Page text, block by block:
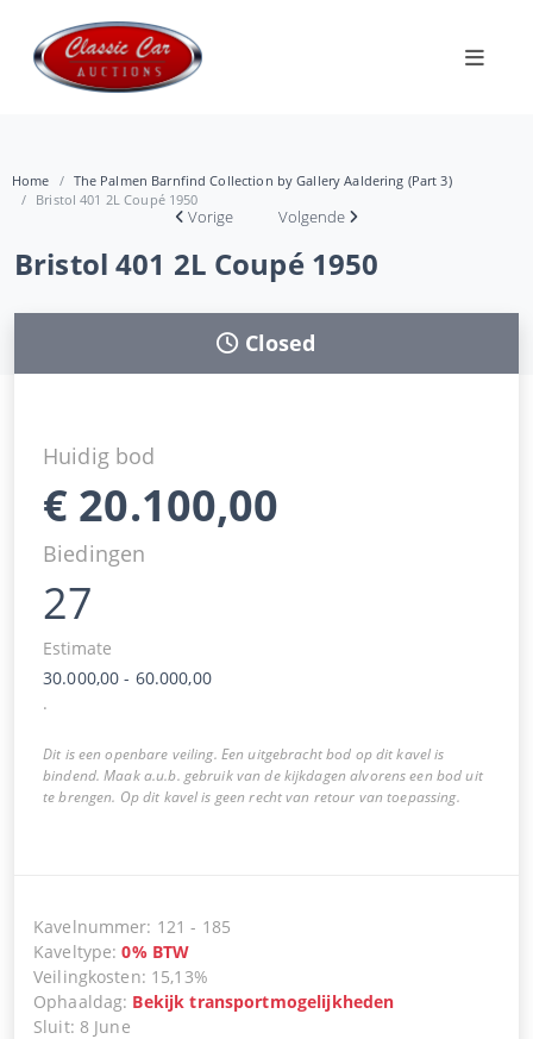
Home
The Palmen Barnfind Collection by Gallery Aaldering (Part 3)
Bristol 401 2L Coupé 1950
Vorige Volgende
Bristol 401 2L Coupé 1950
Closed
Huidig bod
€ 20.100,00
Biedingen
27
Estimate
30.000,00 - 60.000,00
.
Dit is een openbare veiling. Een uitgebracht bod op dit kavel is
bindend. Maak a.u.b. gebruik van de kijkdagen alvorens een bod uit
te brengen. Op dit kavel is geen recht van retour van toepassing.
Kavelnummer: 121 - 185
Kaveltype:0% BTW
Veilingkosten: 15,13%
Ophaaldag: Bekijk transportmogelijkheden
Sluit: 8 June